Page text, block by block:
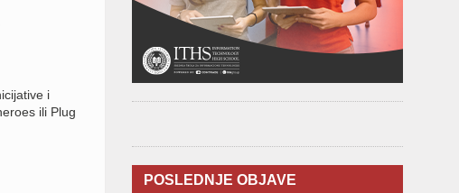
i
ili Plug
POSLEDNJE OBJAVE